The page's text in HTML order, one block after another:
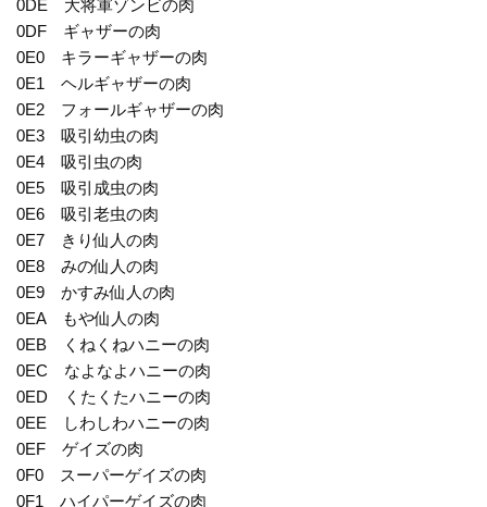
0DE 大将軍ゾンビの肉
0DF ギャザーの肉
0E0 キラーギャザーの肉
0E1 ヘルギャザーの肉
0E2 フォールギャザーの肉
0E3 吸引幼虫の肉
0E4 吸引虫の肉
0E5 吸引成虫の肉
0E6 吸引老虫の肉
0E7 きり仙人の肉
0E8 みの仙人の肉
0E9 かすみ仙人の肉
0EA もや仙人の肉
0EB くねくねハニーの肉
0EC なよなよハニーの肉
0ED くたくたハニーの肉
0EE しわしわハニーの肉
0EF ゲイズの肉
0F0 スーパーゲイズの肉
0F1 ハイパーゲイズの肉